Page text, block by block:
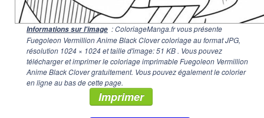
Informations sur l'image : ColoriageManga.fr vous présente
Fuegoleon Vermillion Anime Black Clover coloriage au format JPG,
résolution 1024 × 1024et taille d'image: 51 KB . Vous pouvez
télécharger et imprimer le coloriage imprimable Fuegoleon Vermillion
Anime Black Clover gratuitement. Vous pouvez également le colorier
en ligne au bas de cette page.
Imprimer